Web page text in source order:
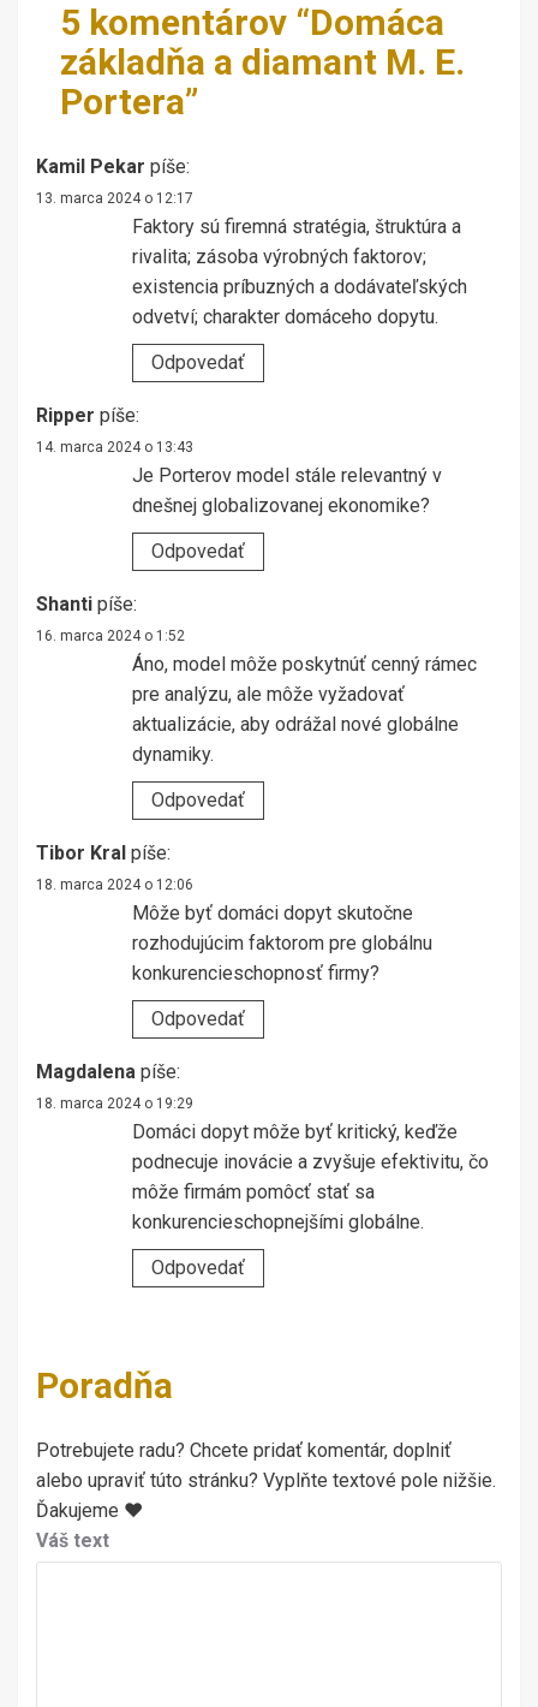
5 komentárov “Domáca
základňa a diamant M. E.
Portera”
Kamil Pekar píše:
13. marca 2024 o 12:17
Faktory sú firemná stratégia, štruktúra a
rivalita; zásoba výrobných faktorov;
existencia príbuzných a dodávateľských
odvetví; charakter domáceho dopytu.
Odpovedať
Ripper píše:
14. marca 2024 o 13:43
Je Porterov model stále relevantný v
dnešnej globalizovanej ekonomike?
Odpovedať
Shanti píše:
16. marca 2024 o 1:52
Áno, model môže poskytnúť cenný rámec
pre analýzu, ale môže vyžadovať
aktualizácie, aby odrážal nové globálne
dynamiky.
Odpovedať
Tibor Kral píše:
18. marca 2024 o 12:06
Môže byť domáci dopyt skutočne
rozhodujúcim faktorom pre globálnu
konkurencieschopnosť firmy?
Odpovedať
Magdalena píše:
18. marca 2024 o 19:29
Domáci dopyt môže byť kritický, keďže
podnecuje inovácie a zvyšuje efektivitu, čo
môže firmám pomôcť stať sa
konkurencieschopnejšími globálne.
Odpovedať
Poradňa
Potrebujete radu? Chcete pridať komentár, doplniť
alebo upraviť túto stránku? Vyplňte textové pole nižšie.
Ďakujeme ♥
Váš text